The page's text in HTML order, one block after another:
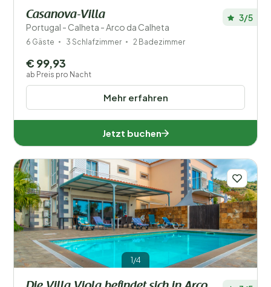
Casanova-Villa
Portugal - Calheta - Arco da Calheta
3/5
6 Gäste 3 Schlafzimmer 2 Badezimmer
Mehr erfahren
€ 99,93
ab Preis pro Nacht
Jetzt buchen
1/4